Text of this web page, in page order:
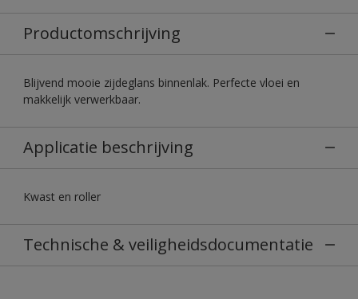
Productomschrijving
Blijvend mooie zijdeglans binnenlak. Perfecte vloei en
makkelijk verwerkbaar.
Applicatie beschrijving
Kwast en roller
Technische & veiligheidsdocumentatie